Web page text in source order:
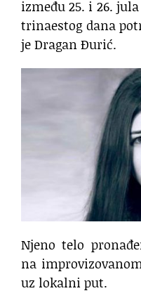
između 25. i 26.
trinaestog dana
je Dragan Đurić.
Njeno telo
na
uz lokalni put.